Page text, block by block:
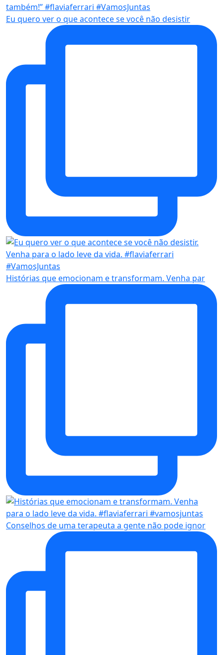
Eu quero ver o que acontece se você não desistir
Histórias que emocionam e transformam. Venha par
Conselhos de uma terapeuta a gente não pode ignor